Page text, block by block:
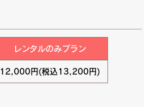
レンタルのみプラン
12,000円(税込13,200円)